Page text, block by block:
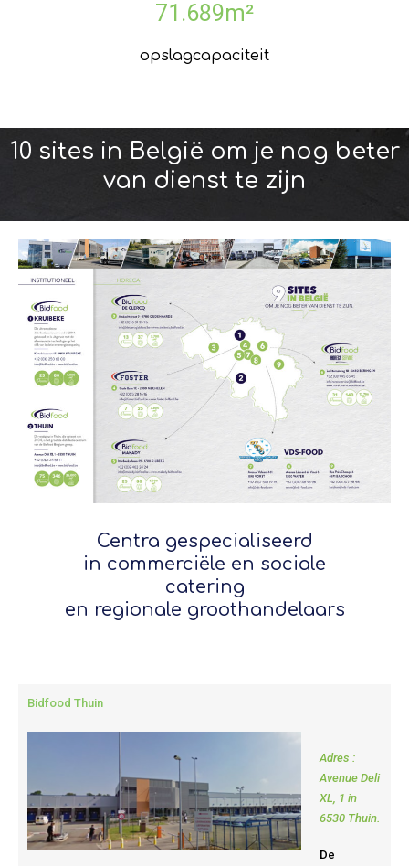
71.689m²
opslagcapaciteit
10 sites in België om je nog beter
van dienst te zijn
Centra gespecialiseerd
in commerciële en sociale
catering
en regionale groothandelaars
Bidfood Thuin
Adres :
Avenue Deli
XL, 1 in
6530 Thuin.
De